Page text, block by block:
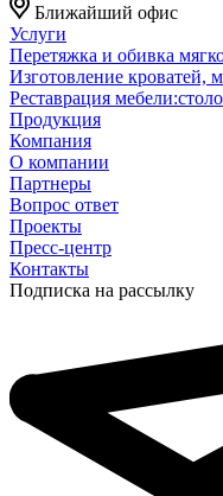
Ближайший офис
Услуги
Перетяжка и обивка
Изготовление кроватей,
Реставрация
Продукция
Компания
О компании
Партнеры
Вопрос ответ
Проекты
Пресс-центр
Контакты
Подписка на рассылку